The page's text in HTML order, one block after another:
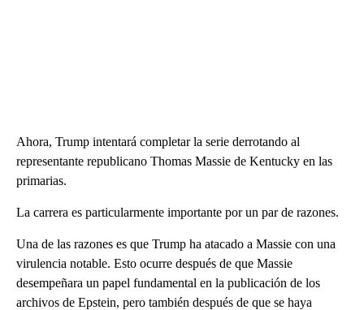
Ahora, Trump intentará completar la serie derrotando al
representante republicano Thomas Massie de Kentucky en las
primarias.
La carrera es particularmente importante por un par de razones.
Una de las razones es que Trump ha atacado a Massie con una
virulencia notable. Esto ocurre después de que Massie
desempeñara un papel fundamental en la publicación de los
archivos de Epstein, pero también después de que se haya